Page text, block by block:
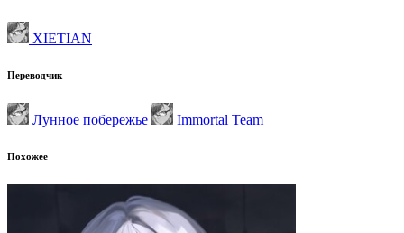
XIETIAN
Переводчик
Лунное побережье Immortal Team
Похожее